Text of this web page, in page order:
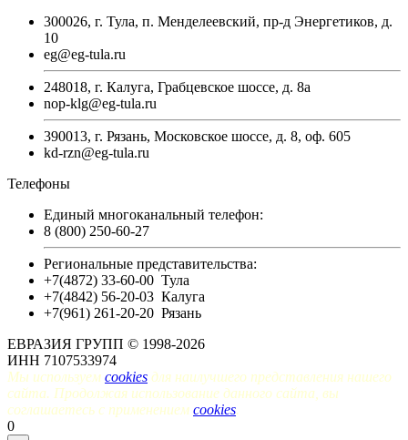
300026, г. Тула, п. Менделеевский, пр-д Энергетиков, д.
10
eg@eg-tula.ru
248018, г. Калуга, Грабцевское шоссе, д. 8а
nop-klg@eg-tula.ru
390013, г. Рязань, Московское шоссе, д. 8, оф. 605
kd-rzn@eg-tula.ru
Телефоны
Единый многоканальный телефон:
8 (800) 250-60-27
Региональные представительства:
+7(4872) 33-60-00 Тула
+7(4842) 56-20-03 Калуга
+7(961) 261-20-20 Рязань
ЕВРАЗИЯ ГРУПП © 1998-2026
ИНН 7107533974
Мы используем cookies для наилучшего представления нашего
сайта. Продолжая использование данного сайта, вы
соглашаетесь с применением cookies.
0